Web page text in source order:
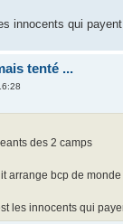
innocents qui
tenté ...
des 2 camps
arrange bcp de monde
les innocents qui